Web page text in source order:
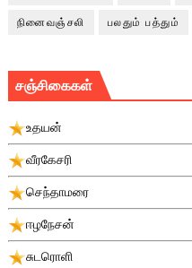
நினைவஞ்சலி பலதும் பத்தும்
சஞ்சிகைகள்
உதயன்
வீரகேசரி
செந்தாமரை
ஈழநேசன்
சுடரொளி